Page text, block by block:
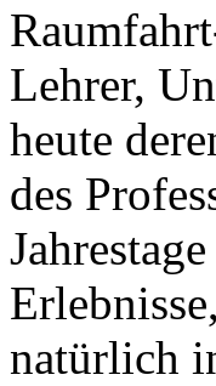
Lehrer,
heute
des
natürlich